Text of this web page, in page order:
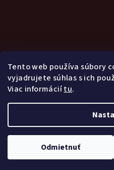
Tento web používa súbory
vyjadrujete súhlas s ich
Viac informáciítu.
Odmietnuť
Vinárstvo